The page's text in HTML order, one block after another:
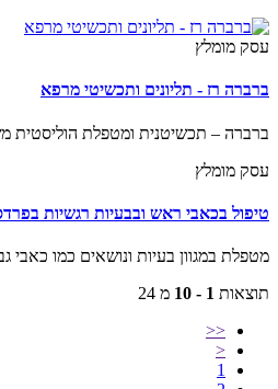
עסק מומלץ
ברברה רז - תליונים ותכשיטי מרפא
ברברה – תכשיטנית ומטפלת הוליסטית
עסק מומלץ
טיפול בכאבי ראש ובבעיות רגשיות
מטפלת במגוון בעיות ונושאים כמו
תוצאות 1 - 10
מ 24
<<
<
1